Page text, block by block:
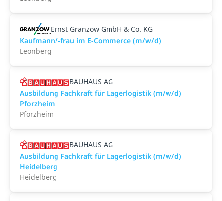
Ernst Granzow GmbH & Co. KG
Kaufmann/-frau im E-Commerce (m/w/d)
Leonberg
BAUHAUS AG
Ausbildung Fachkraft für Lagerlogistik (m/w/d)
Pforzheim
Pforzheim
BAUHAUS AG
Ausbildung Fachkraft für Lagerlogistik (m/w/d)
Heidelberg
Heidelberg